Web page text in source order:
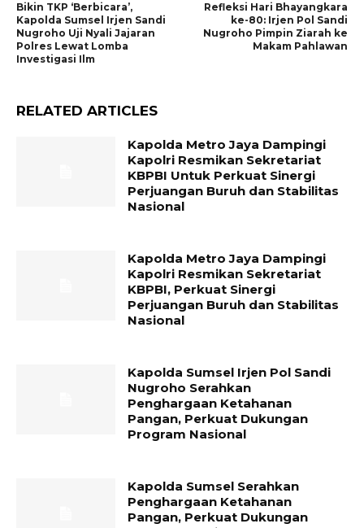
Bikin TKP ‘Berbicara’,
Kapolda Sumsel Irjen Sandi
Nugroho Uji Nyali Jajaran
Polres Lewat Lomba
Investigasi Ilm
Refleksi Hari Bhayangkara
ke-80: Irjen Pol Sandi
Nugroho Pimpin Ziarah ke
Makam Pahlawan
RELATED ARTICLES
Kapolda Metro Jaya Dampingi
Kapolri Resmikan Sekretariat
KBPBI Untuk Perkuat Sinergi
Perjuangan Buruh dan Stabilitas
Nasional
Kapolda Metro Jaya Dampingi
Kapolri Resmikan Sekretariat
KBPBI, Perkuat Sinergi
Perjuangan Buruh dan Stabilitas
Nasional
Kapolda Sumsel Irjen Pol Sandi
Nugroho Serahkan
Penghargaan Ketahanan
Pangan, Perkuat Dukungan
Program Nasional
Kapolda Sumsel Serahkan
Penghargaan Ketahanan
Pangan, Perkuat Dukungan